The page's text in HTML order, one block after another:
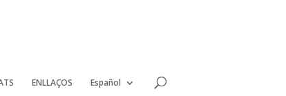
ENLLAÇOS Español